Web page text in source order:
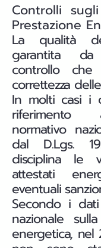
Controlli
Prestazione
La qualità
garantita
controllo
correttezza
In molti casi i
normativo
dal D.Lgs.
disciplina le
attestati
eventuali
Secondo i
nazionale
energetica, nel